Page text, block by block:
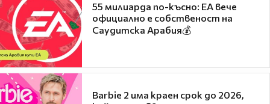
55 милиарда по-късно: EA вече
официално е собственост на
Саудитска Арабия💰
Barbie 2 има краен срок до 2026,